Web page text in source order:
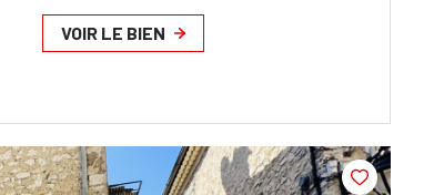
VOIR LE BIEN